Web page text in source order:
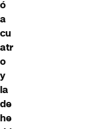
ó
a
cu
atr
o
y
la
de
he